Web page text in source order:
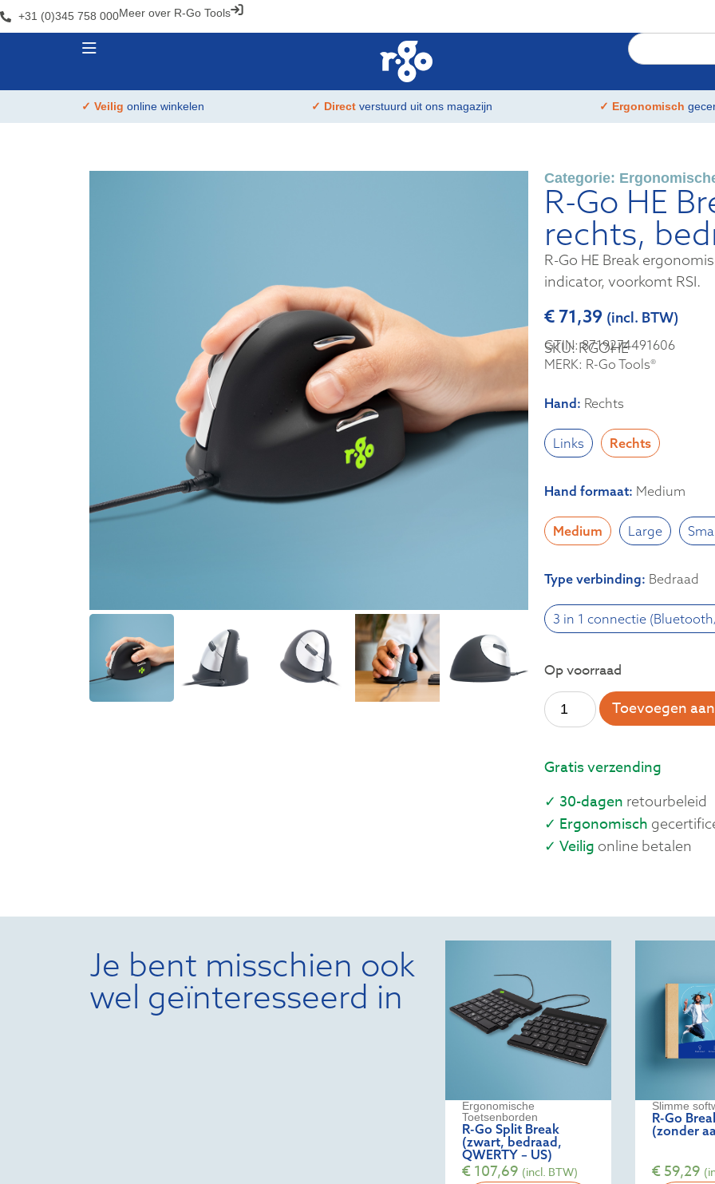
+31 (0)345 758 000Meer over R-Go Tools
✓ Veilig online winkelen ✓ Direct verstuurd uit ons magazijn ✓ Ergonomisch
Categorie:
R-Go HE
rechts,
R-Go HE Break
indicator, voorkomt RSI.
€ 71,39 (incl. BTW)
SKU: RGOHE
GTIN: 8719274491606
MERK: R-Go Tools®
Hand: Rechts
Links Rechts
Hand formaat: Medium
Medium Large
Type verbinding: Bedraad
3 in 1 connectie
Op voorraad
Toevoegen
Gratis verzending
✓ 30-dagen retourbeleid
✓ Ergonomisch
✓ Veilig online betalen
Je bent misschien ook
wel geïnteresseerd in
Ergonomische
Toetsenborden
R-Go Split Break
(zwart, bedraad,
QWERTY – US)
€107,69 (incl. BTW)
Slimme
R-Go
(zonder
€59,29